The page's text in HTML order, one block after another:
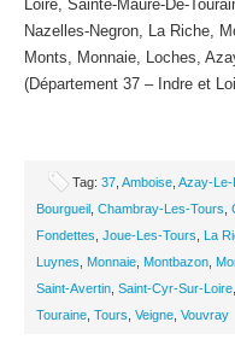
Loire, Sainte-Maure-De-
Nazelles-Negron, La Riche,
Monts, Monnaie, Loches,
(Département 37 – Indre et
Tag: 37 Amboise Azay-Le-
Bourgueil Chambray-Les-Tours
Fondettes Joue-Les-Tours La
Luynes
Monnaie Montbazon
Saint-Avertin Saint-Cyr-Sur-Loire
Touraine Tours Veigne Vouvray